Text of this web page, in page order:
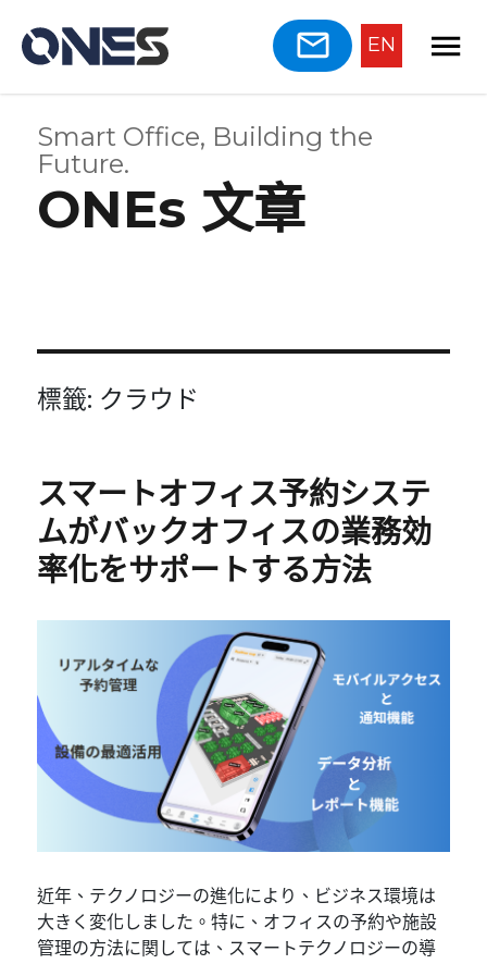
EN
Smart Office, Building the
Future.
ONEs 文章
標籤: クラウド
スマートオフィス予約システ
ムがバックオフィスの業務効
率化をサポートする方法
近年、テクノロジーの進化により、ビジネス環境は
大きく変化しました。特に、オフィスの予約や施設
管理の方法に関しては、スマートテクノロジーの導